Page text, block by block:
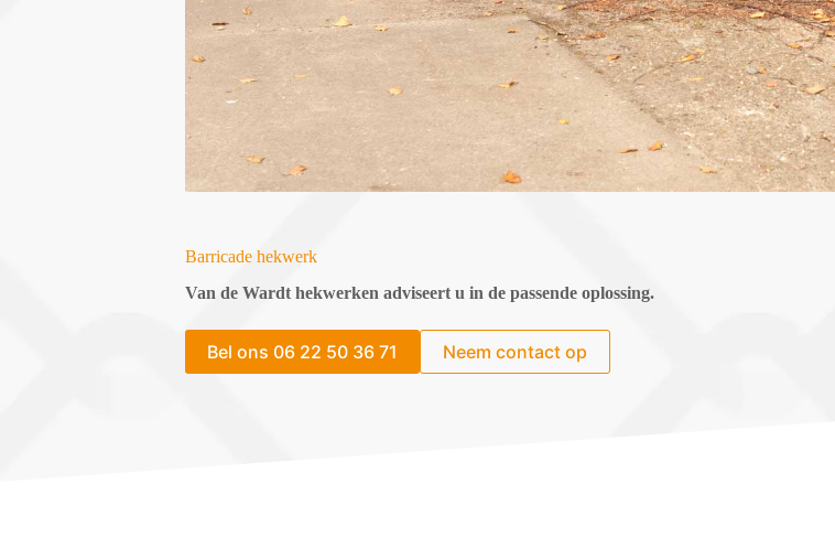
Barricade hekwerk
Van de Wardt hekwerken adviseert u in de passende oplossing.
Bel ons 06 22 50 36 71 Neem contact op